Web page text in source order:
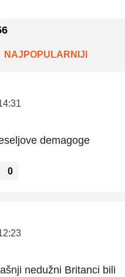
NAJPOPULARNIJI
demagoge
0
nedužni Britanci bili